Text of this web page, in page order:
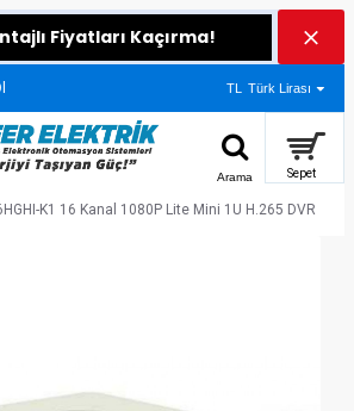
Fiyatları Kaçırma!
TL Türk Lirası
K1 16 Kanal 1080P Lite Mini 1U H.265 DVR